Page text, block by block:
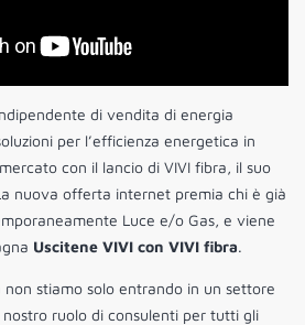
di vendita di energia
per l’efficienza energetica in
con il lancio di VIVI fibra, il suo
nuova offerta internet premia chi è già
Luce e/o Gas, e viene
Uscitene VIVI con VIVI fibra.
non stiamo solo entrando in un settore
ruolo di consulenti per tutti gli